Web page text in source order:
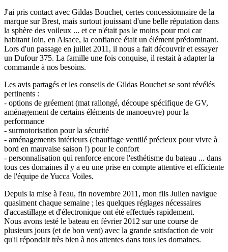
J'ai pris contact avec Gildas Bouchet, certes concessionnaire de la
marque sur Brest, mais surtout jouissant d'une belle réputation dans
la sphère des voileux ... et ce n'était pas le moins pour moi car
habitant loin, en Alsace, la confiance était un élément prédominant.
Lors d'un passage en juillet 2011, il nous a fait découvrir et essayer
un Dufour 375. La famille une fois conquise, il restait à adapter la
commande à nos besoins.
Les avis partagés et les conseils de Gildas Bouchet se sont révélés
pertinents :
- options de gréement (mat rallongé, découpe spécifique de GV,
aménagement de certains éléments de manoeuvre) pour la
performance
- surmotorisation pour la sécurité
- aménagements intérieurs (chauffage ventilé précieux pour vivre à
bord en mauvaise saison !) pour le confort
- personnalisation qui renforce encore l'esthétisme du bateau ... dans
tous ces domaines il y a eu une prise en compte attentive et efficiente
de l'équipe de Yucca Voiles.
Depuis la mise à l'eau, fin novembre 2011, mon fils Julien navigue
quasiment chaque semaine ; les quelques réglages nécessaires
d'accastillage et d'électronique ont été effectués rapidement.
Nous avons testé le bateau en février 2012 sur une course de
plusieurs jours (et de bon vent) avec la grande satisfaction de voir
qu'il répondait très bien à nos attentes dans tous les domaines.